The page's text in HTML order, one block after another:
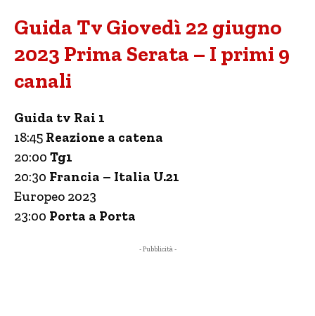
Guida Tv Giovedì 22 giugno
2023 Prima Serata – I primi 9
canali
Guida tv Rai 1
18:45 Reazione a catena
20:00 Tg1
20:30 Francia – Italia U.21
Europeo 2023
23:00 Porta a Porta
- Pubblicità -